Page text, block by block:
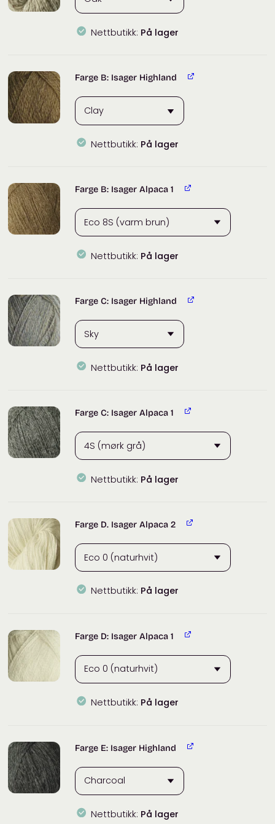
Nettbutikk: På lager
Farge B: Isager Highland
Nettbutikk: På lager
Farge B: Isager Alpaca 1
Nettbutikk: På lager
Farge C: Isager Highland
Nettbutikk: På lager
Farge C: Isager Alpaca 1
Nettbutikk: På lager
Farge D. Isager Alpaca 2
Nettbutikk: På lager
Farge D: Isager Alpaca 1
Nettbutikk: På lager
Farge E: Isager Highland
Nettbutikk: På lager